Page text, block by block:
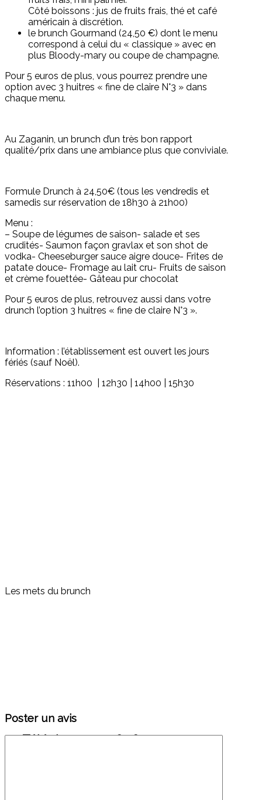
Côté boissons : jus de fruits frais, thé et café
américain à discrétion.
le brunch Gourmand (24,50 €) dont le menu
correspond à celui du « classique » avec en
plus Bloody-mary ou coupe de champagne.
Pour 5 euros de plus, vous pourrez prendre une
option avec 3 huitres « fine de claire N°3 » dans
chaque menu.
Au Zaganin, un brunch d’un très bon rapport
qualité/prix dans une ambiance plus que conviviale.
Formule Drunch à 24,50€ (tous les vendredis et
samedis sur réservation de 18h30 à 21h00)
Menu :
– Soupe de légumes de saison- salade et ses
crudités- Saumon façon gravlax et son shot de
vodka- Cheeseburger sauce aigre douce- Frites de
patate douce- Fromage au lait cru- Fruits de saison
et crème fouettée- Gâteau pur chocolat
Pour 5 euros de plus, retrouvez aussi dans votre
drunch l’option 3 huitres « fine de claire N°3 ».
Information : l’établissement est ouvert les jours
fériés (sauf Noël).
Réservations : 11h00 | 12h30 | 14h00 | 15h30
Les mets du brunch
Téléphone : 01 48 78 12 70
Poster un avis